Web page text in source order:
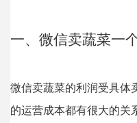
一、微信卖蔬菜一
微信卖蔬菜的利润受具体
的运营成本都有很大的关